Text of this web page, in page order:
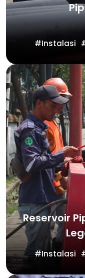
Instalasi
Reservoir
Instalasi